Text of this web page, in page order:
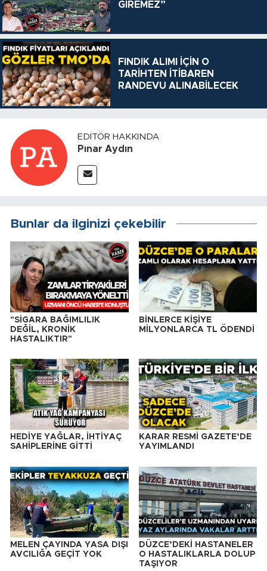
GİREMEZ”
FINDIK ALIMI İÇİN O
TARİHTEN İTİBAREN
RANDEVU ALINABİLECEK
EDITÖR HAKKINDA
Pınar Aydın
Bunlar da ilginizi çekebilir
"SİGARA BAĞIMLILIK
DEĞİL, KRONİK
HASTALIKTIR"
BİNLERCE KİŞİYE
MİLYONLARCA TL ÖDENDİ
HEDİYE YAĞLAR, İHTİYAÇ
SAHİPLERİNE GİTTİ
KARAR RESMİ GAZETE’DE
YAYIMLANDI
MELEN ÇAYINDA YASA DIŞI
AVCILIĞA GEÇİT YOK
DÜZCE’DEKİ HASTANELER
O HASTALIKLARLA DOLUP
TAŞIYOR